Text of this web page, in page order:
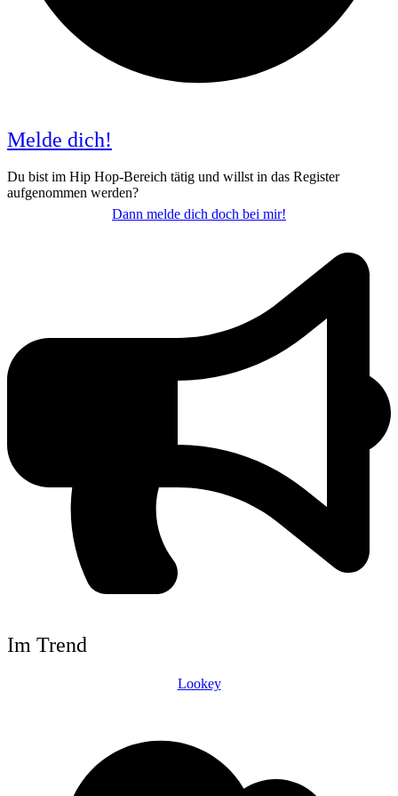
Melde dich!
Du bist im Hip Hop-Bereich tätig und willst in das Register
aufgenommen werden?
Dann melde dich doch bei mir!
Im Trend
Lookey